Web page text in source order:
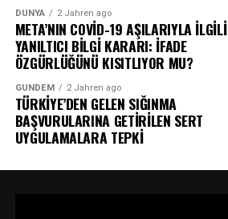
DÜNYA 2 Jahren ago
META’NIN COVİD-19 AŞILARIYLA İLGİLİ
YANILTICI BİLGİ KARARI: İFADE
ÖZGÜRLÜĞÜNÜ KISITLIYOR MU?
GÜNDEM 2 Jahren ago
TÜRKİYE’DEN GELEN SIĞINMA
BAŞVURULARINA GETİRİLEN SERT
UYGULAMALARA TEPKİ